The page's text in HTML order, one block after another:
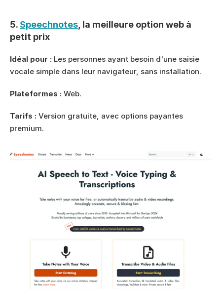
5. Speechnotes , la meilleure option web à
petit prix
Idéal pour : Les personnes ayant besoin d'une saisie
vocale simple dans leur navigateur, sans installation.
Plateformes : Web.
Tarifs : Version gratuite, avec options payantes
premium.